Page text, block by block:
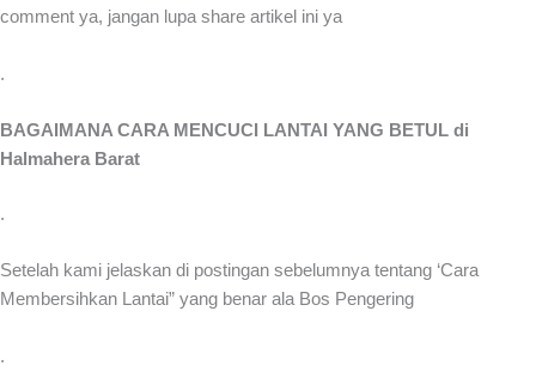
comment ya, jangan lupa share artikel ini ya
.
BAGAIMANA CARA MENCUCI LANTAI YANG BETUL di
Halmahera Barat
.
Setelah kami jelaskan di postingan sebelumnya tentang ‘Cara
Membersihkan Lantai” yang benar ala Bos Pengering
.